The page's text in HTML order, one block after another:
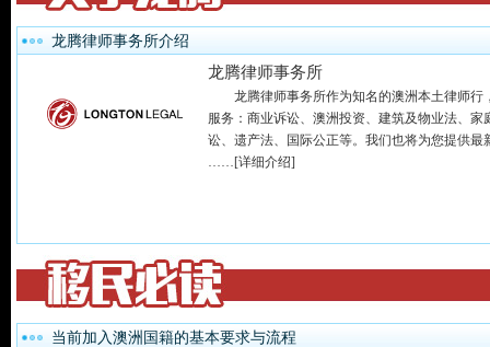
龙腾律师事务所介绍
龙腾律师事务所
龙腾律师事务所作为知名的澳洲本土律师
服务：商业诉讼、澳洲投资、建筑及物业法、
讼、遗产法、国际公正等。我们也将为您提供最
……[详细介绍]
当前加入澳洲国籍的基本要求与流程